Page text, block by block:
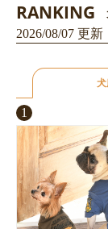
RANKING
2026/08/07 更新
1